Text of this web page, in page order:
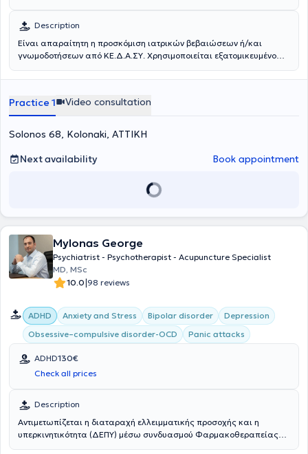
Description
Είναι απαραίτητη η προσκόμιση ιατρικών βεβαιώσεων ή/και
γνωμοδοτήσεων από ΚΕ.Δ.Α.ΣΥ. Χρησιμοποιείται εξατομικευμένο
Ψυχοπαιδαγωγικό Πρόγραμμα) και αντιμετωπίζεται η διαταραχή
ΔΕΠ-Υ.
Practice 1 Video consultation
Solonos 68, Kolonaki, ΑΤΤΙΚΗ
Next availability
Book appointment
Mylonas George
Psychiatrist - Psychotherapist - Acupuncture Specialist
MD, MSc
10.0|98 reviews
ADHD Anxiety and Stress Bipolar disorder
Depression
Obsessive–compulsive disorder-OCD
Panic attacks
ADHD130€
Check all prices
Description
Αντιμετωπίζεται η διαταραχή ελλειμματικής προσοχής και η
υπερκινητικότητα (ΔΕΠΥ) μέσω συνδυασμού Φαρμακοθεραπείας